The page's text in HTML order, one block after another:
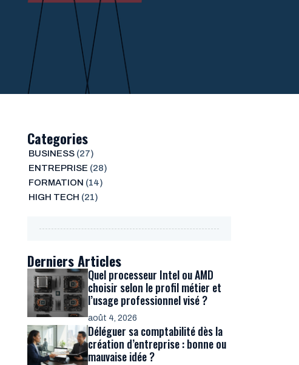
Categories
BUSINESS(27)
ENTREPRISE (28)
FORMATION (14)
HIGH TECH (21)
Derniers Articles
Quel processeur Intel ou AMD
choisir selon le profil métier et
l’usage professionnel visé ?
août 4, 2026
Déléguer sa comptabilité dès la
création d’entreprise : bonne ou
mauvaise idée ?